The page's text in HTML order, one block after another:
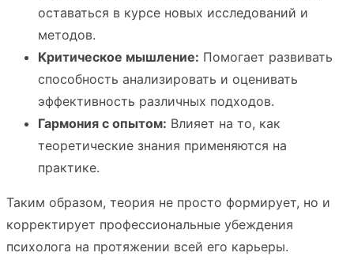
оставаться в курсе новых исследований и
методов.
Критическое мышление: Помогает развивать
способность анализировать и оценивать
эффективность различных подходов.
Гармония с опытом: Влияет на то, как
теоретические знания применяются на
практике.
Таким образом, теория не просто формирует, но и
корректирует профессиональные убеждения
психолога на протяжении всей его карьеры.